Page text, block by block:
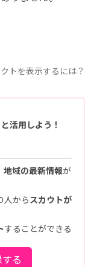
トを表示するには？
活用しよう！
地域の最新情報が
人からスカウトが
することができる
る